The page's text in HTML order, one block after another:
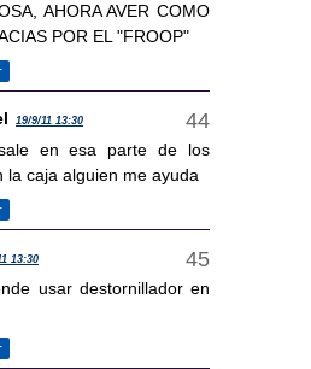
AHORA AVER COMO
POR EL "FROOP"
19/9/11 13:30
en esa parte de los
la caja alguien me ayuda
13:30
usar destornillador en